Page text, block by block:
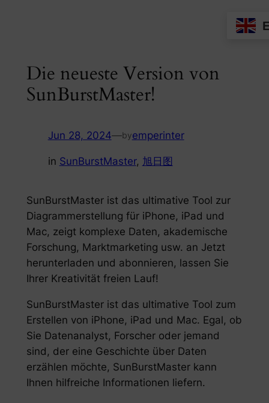
Die neueste Version von
SunBurstMaster!
Jun 28, 2024—byemperinter
in SunBurstMaster, 旭日图
SunBurstMaster ist das ultimative Tool zur
Diagrammerstellung für iPhone, iPad und
Mac, zeigt komplexe Daten, akademische
Forschung, Marktmarketing usw. an Jetzt
herunterladen und abonnieren, lassen Sie
Ihrer Kreativität freien Lauf!
SunBurstMaster ist das ultimative Tool zum
Erstellen von iPhone, iPad und Mac. Egal, ob
Sie Datenanalyst, Forscher oder jemand
sind, der eine Geschichte über Daten
erzählen möchte, SunBurstMaster kann
Ihnen hilfreiche Informationen liefern.